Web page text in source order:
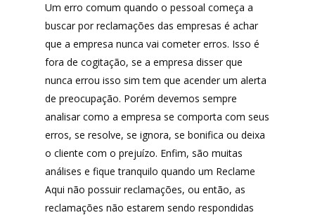
Um erro comum quando o pessoal começa a
buscar por reclamações das empresas é achar
que a empresa nunca vai cometer erros. Isso é
fora de cogitação, se a empresa disser que
nunca errou isso sim tem que acender um alerta
de preocupação. Porém devemos sempre
analisar como a empresa se comporta com seus
erros, se resolve, se ignora, se bonifica ou deixa
o cliente com o prejuízo. Enfim, são muitas
análises e fique tranquilo quando um Reclame
Aqui não possuir reclamações, ou então, as
reclamações não estarem sendo respondidas